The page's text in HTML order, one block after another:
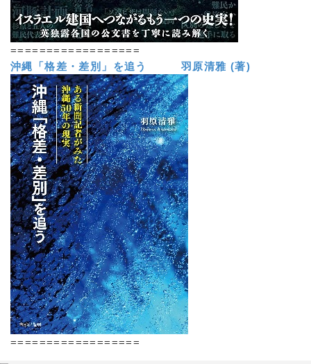
==================
沖縄「格差・差別」を追う 羽原清雅 (著)
==================